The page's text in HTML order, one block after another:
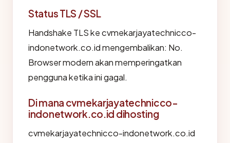
Status TLS / SSL
Handshake TLS ke cvmekarjayatechnicco-
indonetwork.co.id mengembalikan: No.
Browser modern akan memperingatkan
pengguna ketika ini gagal.
Di mana cvmekarjayatechnicco-
indonetwork.co.id dihosting
cvmekarjayatechnicco-indonetwork.co.id